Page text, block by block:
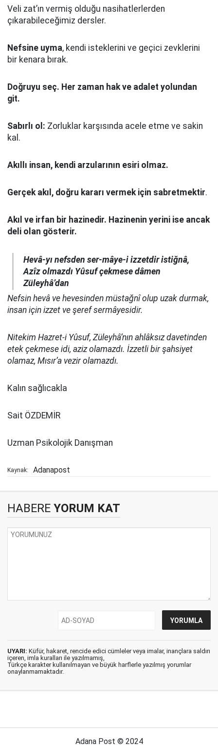
Veli zat’ın vermiş olduğu nasihatlerlerden
çıkarabileceğimiz dersler.
Nefsine uyma, kendi isteklerini ve geçici zevklerini
bir kenara bırak.
Doğruyu seç. Her zaman hak ve adalet yolundan
git.
Sabırlı ol: Zorluklar karşısında acele etme ve sakin
kal.
Akıllı insan, kendi arzularının esiri olmaz.
Gerçek akıl, doğru kararı vermek için sabretmektir.
Akıl ve irfan bir hazinedir. Hazinenin yerini ise ancak
deli olan gösterir.
Hevâ-yı nefsden ser-mâye-i izzetdir istiğnâ,
Azîz olmazdı Yûsuf çekmese dâmen
Züleyhâ’dan
Nefsin hevâ ve hevesinden müstağnî olup uzak durmak,
insan için izzet ve şeref sermâyesidir.
Nitekim Hazret-i Yûsuf, Züleyhâ’nın ahlâksız davetinden
etek çekmese idi, aziz olamazdı. İzzetli bir şahsiyet
olamaz, Mısır’a vezir olamazdı.
Kalın sağlıcakla
Sait ÖZDEMİR
Uzman Psikolojik Danışman
Kaynak: Adanapost
HABERE YORUM KAT
UYARI: Küfür, hakaret, rencide edici cümleler veya imalar, inançlara saldırı
içeren, imla kuralları ile yazılmamış,
Türkçe karakter kullanılmayan ve büyük harflerle yazılmış yorumlar
onaylanmamaktadır.
Adana Post © 2024